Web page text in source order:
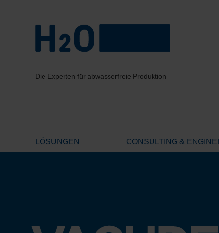
Die Experten für abwasserfreie Produktion
LÖSUNGEN CONSULTING &